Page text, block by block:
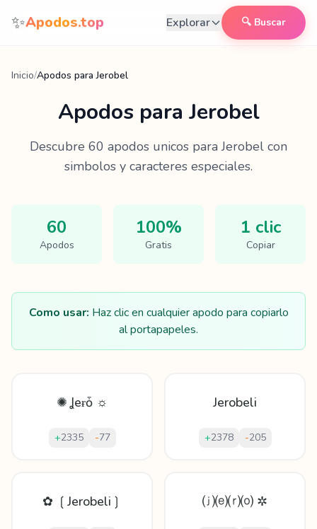
Saltar al contenido
✨Apodos.top Explorar 🔍 Buscar
Inicio/Apodos para Jerobel
Apodos para Jerobel
Descubre 60 apodos unicos paraJerobel con
simbolos y caracteres especiales.
60
Apodos
100%
Gratis
1 clic
Copiar
Como usar: Haz clic en cualquier apodo para copiarlo
al portapapeles.
✺ Ʝеɍȱ ☼
+2335 -77
Jerobeli
+2378 -205
✿ ❲Jerobeli❳ ⒥⒠⒭⒪ ✲